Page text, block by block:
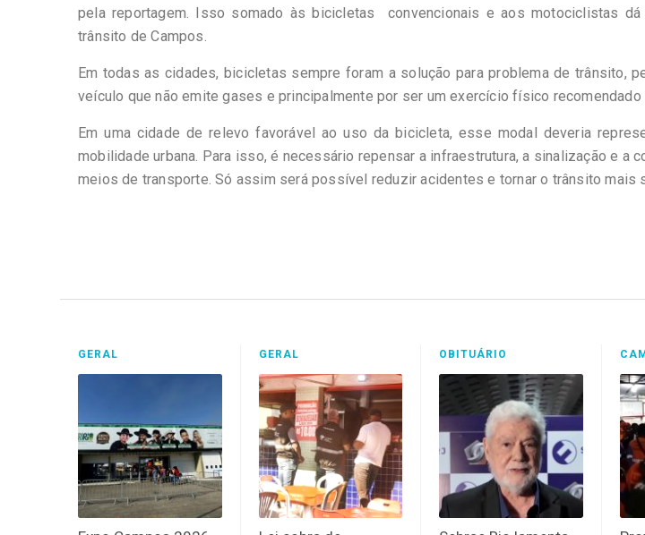
pela reportagem. Isso somado às bicicletas convencionais e aos motociclistas
trânsito de Campos.
Em todas as cidades, bicicletas sempre foram a solução para problema de trânsito,
veículo que não emite gases e principalmente por ser um exercício físico recomendado
Em uma cidade de relevo favorável ao uso da bicicleta, esse modal deveria
mobilidade urbana. Para isso, é necessário repensar a infraestrutura, a sinalização e a
meios de transporte. Só assim será possível reduzir acidentes e tornar o trânsito mais
GERAL GERAL OBITUÁRIO